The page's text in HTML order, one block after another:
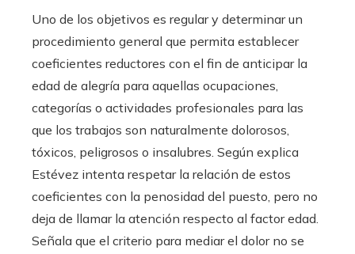
Uno de los objetivos es regular y determinar un
procedimiento general que permita establecer
coeficientes reductores con el fin de anticipar la
edad de alegría para aquellas ocupaciones,
categorías o actividades profesionales para las
que los trabajos son naturalmente dolorosos,
tóxicos, peligrosos o insalubres. Según explica
Estévez intenta respetar la relación de estos
coeficientes con la penosidad del puesto, pero no
deja de llamar la atención respecto al factor edad.
Señala que el criterio para mediar el dolor no se